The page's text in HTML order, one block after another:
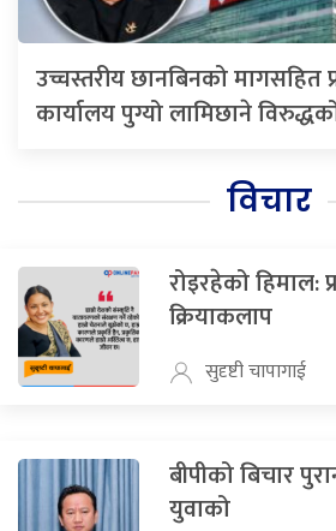
उच्चस्तरीय छानबिनको मागसहित
कार्यालय पुग्यो लामिछाने
विचार
रोइरहेको हिमाल:
क्रियाकलाप
सुदृष्टी चापागाई
बीपीको बिचार
युवाको